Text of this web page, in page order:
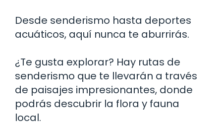
Desde senderismo hasta deportes
acuáticos, aquí nunca te aburrirás.
¿Te gusta explorar? Hay rutas de
senderismo que te llevarán a través
de paisajes impresionantes, donde
podrás descubrir la flora y fauna
local.